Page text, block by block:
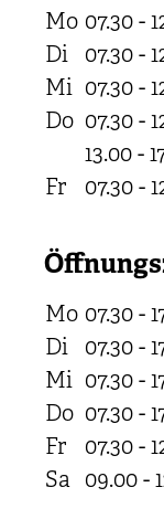
Mo 07.30 -
Di
07.30 -
Mi 07.30 -
Do 07.30 -
13.00 -
Fr
07.30 -
Mo 07.30 -
Di
07.30 -
Mi 07.30 -
Do 07.30 -
Fr
07.30 -
Sa 09.00 -